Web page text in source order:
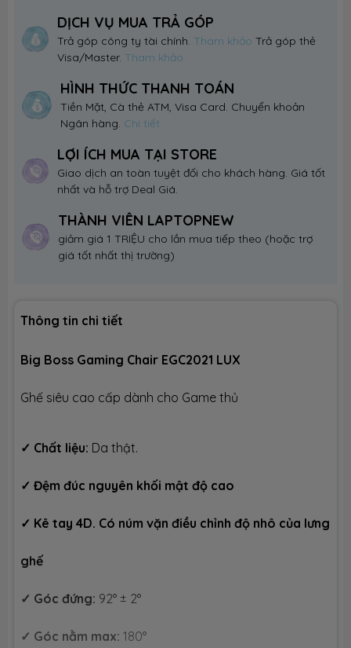
DỊCH VỤ MUA TRẢ GÓP
Trả góp công ty tài chính. Tham khảoTrả góp thẻ
Visa/Master. Tham khảo
HÌNH THỨC THANH TOÁN
Tiền Mặt, Cà thẻ ATM, Visa Card. Chuyển khoản
Ngân hàng. Chi tiết
LỢI ÍCH MUA TẠI STORE
Giao dịch an toàn tuyệt đối cho khách hàng. Giá tốt
nhất và hỗ trợ Deal Giá.
THÀNH VIÊN LAPTOPNEW
giảm giá 1 TRIỆU cho lần mua tiếp theo (hoặc trợ
giá tốt nhất thị trường)
Thông tin chi tiết
Big Boss Gaming Chair EGC2021 LUX
Ghế siêu cao cấp dành cho Game thủ
✓ Chất liệu: Da thật.
✓ Đệm đúc nguyên khối mật độ cao
✓ Kê tay 4D. Có núm vặn điều chỉnh độ nhô của lưng
ghế
✓ Góc đứng: 92° ± 2°
✓ Góc nằm max: 180°